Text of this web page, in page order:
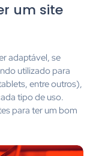
um site
adaptável, se
utilizado para
entre outros),
tipo de uso.
para ter um bom